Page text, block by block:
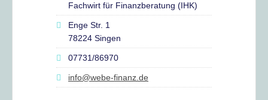
Fachwirt für Finanzberatung (IHK)
Enge Str. 1
78224 Singen
07731/86970
info@webe-finanz.de